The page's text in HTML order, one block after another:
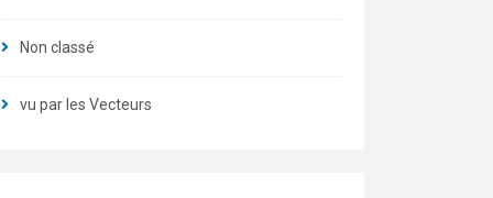
Non classé
vu par les Vecteurs